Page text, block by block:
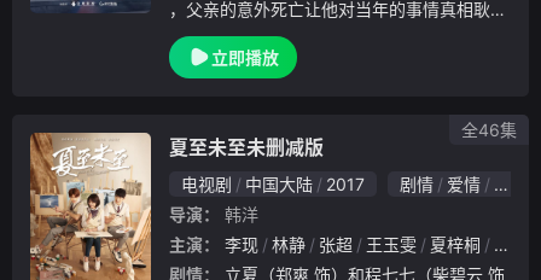
，父亲的意外死亡让他对当年的事情真相耿耿
于怀。为寻求真相，他孤身一人来摩天求职，
却意外爱上林沃，一个善于将所有事情计划在
立即播放
夏至未至未删减版
电视剧 中国大陆 2017 剧情 爱情
国产
导演：
韩洋
主演：
李现 林静 张超 王玉雯 夏梓桐
王鑫
剧情：
全46集